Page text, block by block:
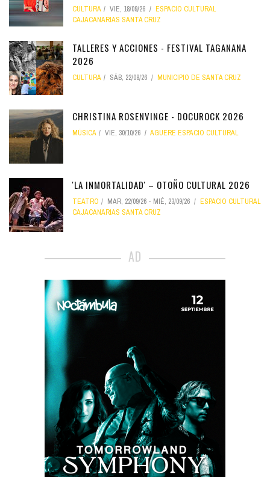
CULTURA VIE, 18/09/26
ESPACIO CULTURAL
CAJACANARIAS SANTA CRUZ
TALLERES Y ACCIONES - FESTIVAL TAGANANA
2026
CULTURA SÁB, 22/08/26 MUNICIPIO DE SANTA CRUZ
CHRISTINA ROSENVINGE - DOCUROCK 2026
MÚSICA VIE, 30/10/26 AGUERE ESPACIO CULTURAL
'LA INMORTALIDAD' – OTOÑO CULTURAL 2026
TEATRO MAR, 22/09/26 - MIÉ, 23/09/26
ESPACIO CULTURAL
CAJACANARIAS SANTA CRUZ
AD